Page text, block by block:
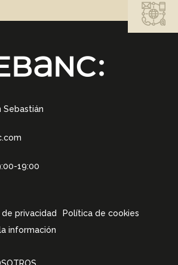
Sebastián
19:00
de privacidad
Política de cookies
información